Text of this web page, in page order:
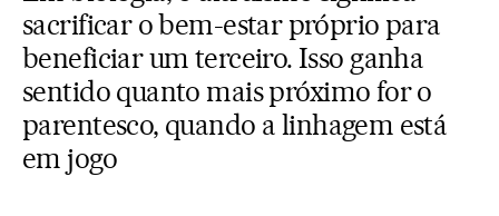
sacrificar o bem-estar próprio para
beneficiar um terceiro. Isso ganha
sentido quanto mais próximo for o
parentesco, quando a linhagem está
em jogo